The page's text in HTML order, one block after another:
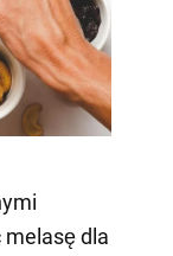
melasę dla